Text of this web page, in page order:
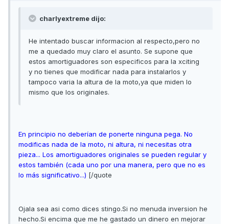
charlyextreme dijo:
He intentado buscar informacion al respecto,pero no
me a quedado muy claro el asunto. Se supone que
estos amortiguadores son especificos para la xciting
y no tienes que modificar nada para instalarlos y
tampoco varia la altura de la moto,ya que miden lo
mismo que los originales.
En principio no deberían de ponerte ninguna pega. No
modificas nada de la moto, ni altura, ni necesitas otra
pieza... Los amortiguadores originales se pueden regular y
estos también (cada uno por una manera, pero que no es
lo más significativo...) [/quote
Ojala sea asi como dices stingo.Si no menuda inversion he
hecho.Si encima que me he gastado un dinero en mejorar